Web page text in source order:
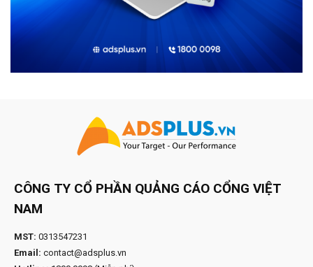
CÔNG TY CỔ PHẦN QUẢNG CÁO CỔNG VIỆT
NAM
MST: 0313547231
Email: contact@adsplus.vn